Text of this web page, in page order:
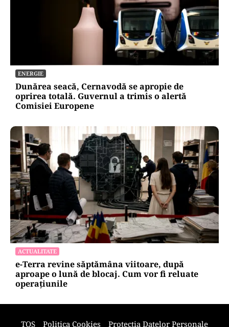
România, în fața scenariului unui posibil atac
rusesc! Orice e posibil, dar Țările Baltice și
Polonia par în prima linie!
ENERGIE
Dunărea seacă, Cernavodă se apropie de
oprirea totală. Guvernul a trimis o alertă
Comisiei Europene